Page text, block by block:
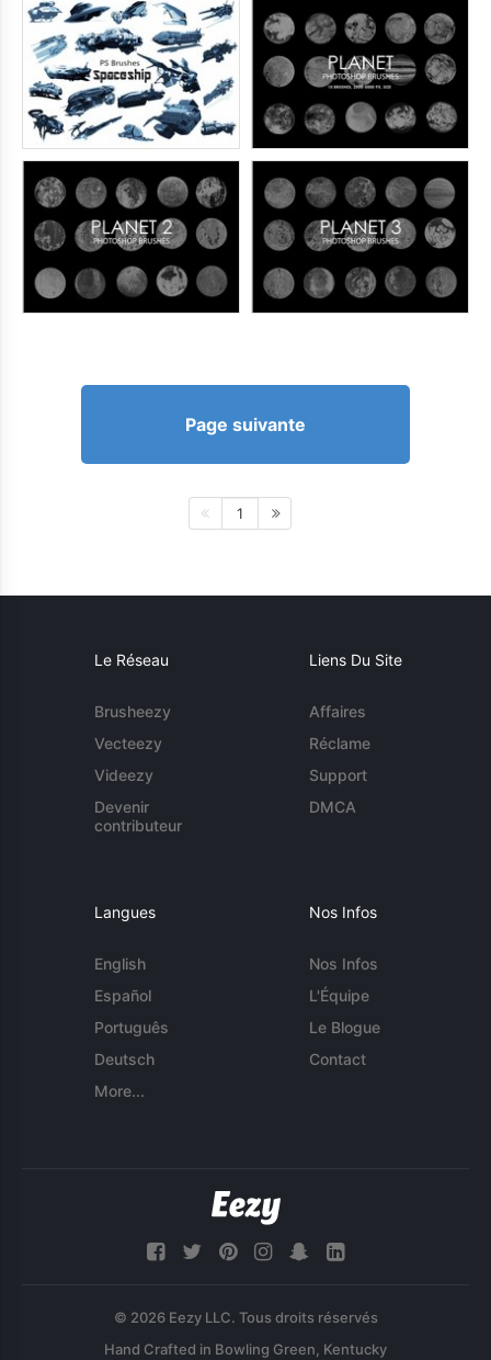
Page suivante
1
Le Réseau
Brusheezy
Vecteezy
Videezy
Devenir
contributeur
Liens Du Site
Affaires
Réclame
Support
DMCA
Langues
English
Español
Português
Deutsch
More...
Nos Infos
Nos Infos
L'Équipe
Le Blogue
Contact
© 2026 Eezy LLC. Tous droits réservés